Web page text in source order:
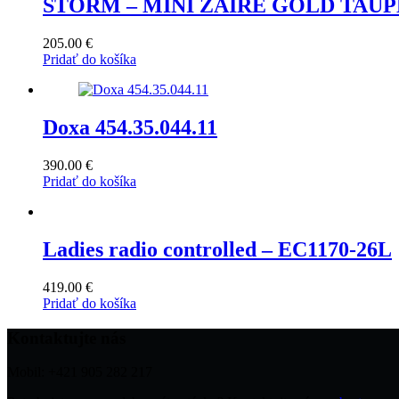
STORM – MINI ZAIRE GOLD
205.00 €
Pridať do košíka
Doxa 454.35.044.11
390.00 €
Pridať do košíka
Ladies radio controlled – EC1170-26L
419.00 €
Pridať do košíka